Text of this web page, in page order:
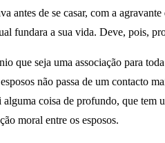
antes de se casar, com a
fundara a sua vida. Deve, pois,
que seja uma associação para
não passa de um contacto
alguma coisa de profundo, que
moral entre os esposos.